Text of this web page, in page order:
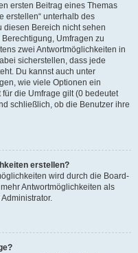
ersten Beitrag eines Themas
erstellen“ unterhalb des
diesen Bereich nicht sehen
Umfragen zu
zwei Antwortmöglichkeiten in
sicherstellen, dass jede
Du kannst auch unter
wie viele Optionen ein
die Umfrage gilt (0 bedeutet
schließlich, ob die Benutzer ihre
erstellen?
wird durch die Board-
Antwortmöglichkeiten als